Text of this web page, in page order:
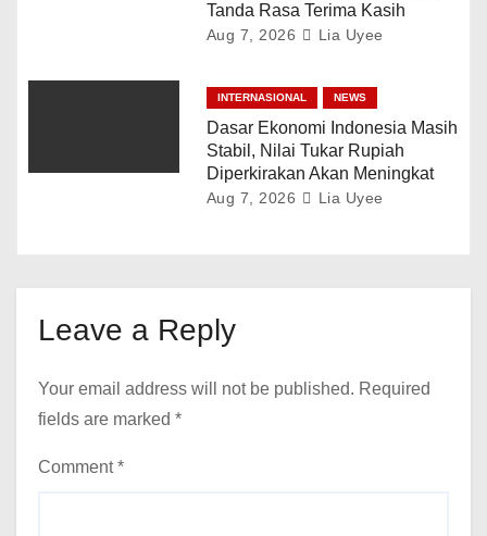
Tanda Rasa Terima Kasih
Aug 7, 2026 Lia Uyee
INTERNASIONAL NEWS
Dasar Ekonomi Indonesia Masih
Stabil, Nilai Tukar Rupiah
Diperkirakan Akan Meningkat
Aug 7, 2026 Lia Uyee
Leave a Reply
Your email address will not be published. Required
fields are marked *
Comment*